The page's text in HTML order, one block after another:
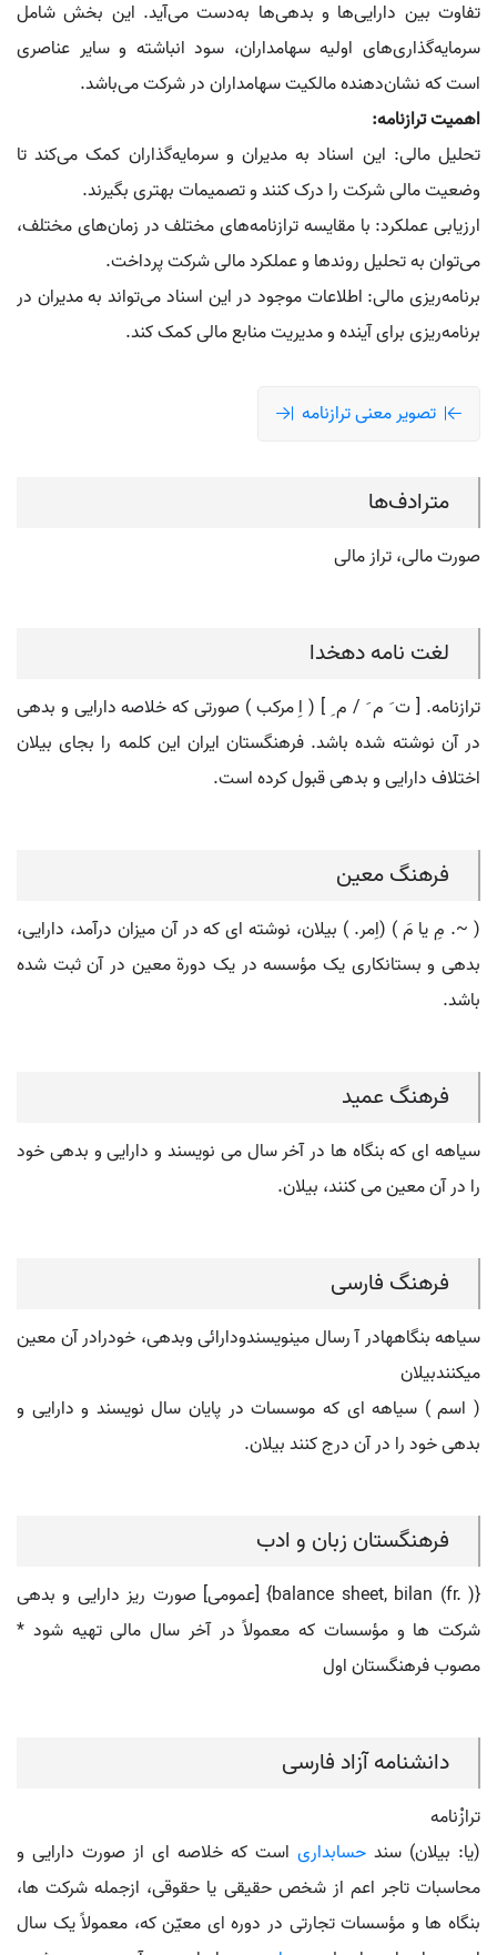
تفاوت بین دارایی‌ها و بدهی‌ها به‌دست می‌آید. این بخش شامل
سرمایه‌گذاری‌های اولیه سهامداران، سود انباشته و سایر عناصری
است که نشان‌دهنده مالکیت سهامداران در شرکت می‌باشد.
اهمیت ترازنامه:
تحلیل مالی: این اسناد به مدیران و سرمایه‌گذاران کمک می‌کند تا
وضعیت مالی شرکت را درک کنند و تصمیمات بهتری بگیرند.
ارزیابی عملکرد: با مقایسه ترازنامه‌های مختلف در زمان‌های مختلف،
می‌توان به تحلیل روندها و عملکرد مالی شرکت پرداخت.
برنامه‌ریزی مالی: اطلاعات موجود در این اسناد می‌تواند به مدیران در
برنامه‌ریزی برای آینده و مدیریت منابع مالی کمک کند.
تصویر معنی ترازنامه
مترادف‌ها
صورت مالی، تراز مالی
لغت نامه دهخدا
ترازنامه. [ ت َ م َ / م ِ ] ( اِ مرکب ) صورتی که خلاصه دارایی و بدهی
در آن نوشته شده باشد. فرهنگستان ایران این کلمه را بجای بیلان
اختلاف دارایی و بدهی قبول کرده است.
فرهنگ معین
( ~. مِ یا مَ ) (اِمر. ) بیلان، نوشته ای که در آن میزان درآمد، دارایی،
بدهی و بستانکاری یک مؤسسه در یک دورة معین در آن ثبت شده
باشد.
فرهنگ عمید
سیاهه ای که بنگاه ها در آخر سال می نویسند و دارایی و بدهی خود
را در آن معین می کنند، بیلان.
فرهنگ فارسی
سیاهه بنگاههادر آ رسال مینویسندودارائی وبدهی، خودرادر آن معین
میکنندبیلان
( اسم ) سیاهه ای که موسسات در پایان سال نویسند و دارایی و
بدهی خود را در آن درج کنند بیلان.
فرهنگستان زبان و ادب
{balance sheet, bilan (fr. )} [عمومی] صورت ریز دارایی و بدهی
شرکت ها و مؤسسات که معمولاً در آخر سال مالی تهیه شود *
مصوب فرهنگستان اول
دانشنامه آزاد فارسی
ترازْنامه
(یا: بیلان) سند حسابداری است که خلاصه ای از صورت دارایی و
محاسبات تاجر اعم از شخص حقیقی یا حقوقی، ازجمله شرکت ها،
بنگاه ها و مؤسسات تجارتی در دوره ای معیّن که، معمولاً یک سال